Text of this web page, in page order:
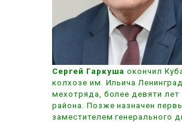
Сергей Гаркуша окончил
колхозе им. Ильича
мехотряда, более девяти
района. Позже назначен
заместителем генерального